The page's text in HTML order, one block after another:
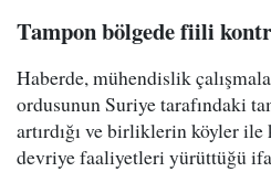
Tampon bölgede fiili
Haberde, mühendislik
ordusunun Suriye tarafındaki
artırdığı ve birliklerin köyler
devriye faaliyetleri yürüttüğü